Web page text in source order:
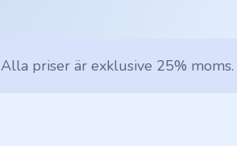
Alla priser är exklusive 25% moms.